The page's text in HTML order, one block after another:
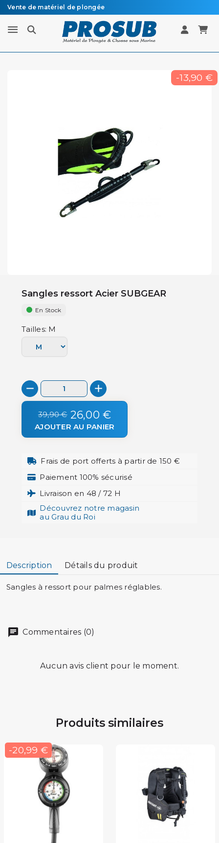
Vente de matériel de plongée
Livraison sous 48h à 72h en colissimo recommandé
-13,90 €
Sangles ressort Acier SUBGEAR
En Stock
Tailles: M
39,90 € 26,00 €
AJOUTER AU PANIER
Frais de port offerts à partir de 150 €
Paiement 100% sécurisé
Livraison en 48 / 72 H
Découvrez notre magasin
au Grau du Roi
Description Détails du produit
Sangles à ressort pour palmes réglables.
Commentaires (0)
Aucun avis client pour le moment.
Produits similaires
-20,99 €